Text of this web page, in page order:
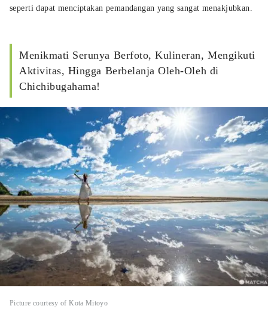
seperti dapat menciptakan pemandangan yang sangat menakjubkan.
Menikmati Serunya Berfoto, Kulineran, Mengikuti
Aktivitas, Hingga Berbelanja Oleh-Oleh di
Chichibugahama!
Picture courtesy of Kota Mitoyo